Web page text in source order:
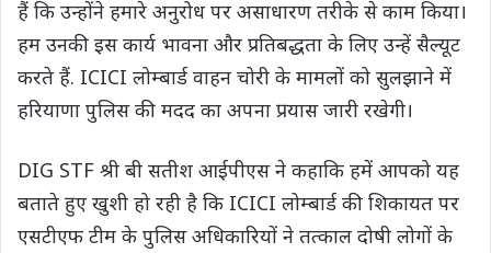
हैं कि उन्होंने हमारे अनुरोध पर असाधारण तरीके से काम किया।
हम उनकी इस कार्य भावना और प्रतिबद्धता के लिए उन्हें सैल्यूट
करते हैं. ICICI लोम्बार्ड वाहन चोरी के मामलों को सुलझाने में
हरि‍याणा पुलिस की मदद का अपना प्रयास जारी रखेगी।
DIG STF श्री बी सतीश आईपीएस ने कहाकि हमें आपको यह
बताते हुए खुशी हो रही है कि ICICI लोम्बार्ड की शि‍कायत पर
एसटीएफ टीम के पुलिस अधि‍कारियों ने तत्काल दोषी लोगों के